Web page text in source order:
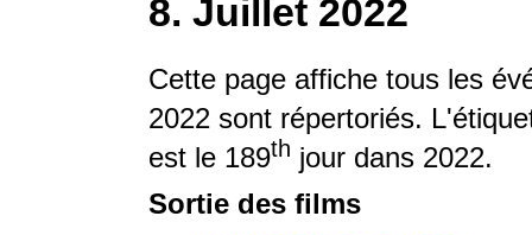
8. Juillet 2022
Cette page affiche tous les
2022 sont répertoriés.
est le 189th jour dans 2022.
Sortie des films